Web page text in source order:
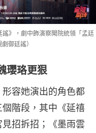
》，劇中飾演察聞院統領「孟廷
御廷謠）
瓔珞更狠
容她演出的角色都
階段，其中《延禧
招拆招；《墨雨雲